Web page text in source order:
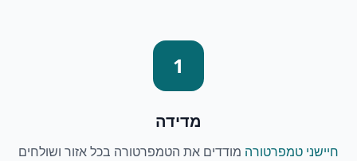
1
מדידה
חיישני טמפרטורה מודדים את הטמפרטורה בכל אזור ושולחים